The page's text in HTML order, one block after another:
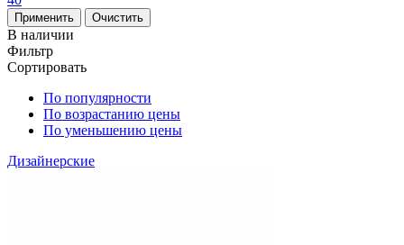
В наличии
Фильтр
Сортировать
По популярности
По возрастанию цены
По уменьшению цены
Дизайнерские